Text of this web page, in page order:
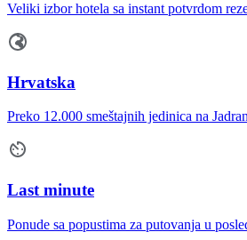
Veliki izbor hotela sa instant potvrdom
Hrvatska
Preko 12.000 smeštajnih jedinica na
Last minute
Ponude sa popustima za putovanja u